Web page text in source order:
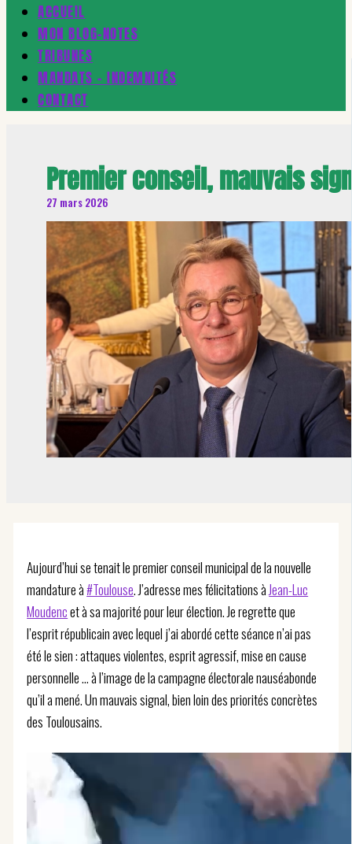
ACCUEIL
MON BLOG-NOTES
TRIBUNES
MANDATS – INDEMNITÉS
CONTACT
Premier conseil, mauvais
27 mars 2026
Aujourd’hui se tenait le premier conseil municipal de la nouvelle
mandature à#Toulouse. J’adresse mes félicitations à Jean-Luc
Moudencet à sa majorité pour leur élection. Je regrette que
l’esprit républicain avec lequel j’ai abordé cette séance n’ai pas
été le sien : attaques violentes, esprit agressif, mise en cause
personnelle … à l’image de la campagne électorale nauséabonde
qu’il a mené. Un mauvais signal, bien loin des priorités concrètes
des Toulousains.